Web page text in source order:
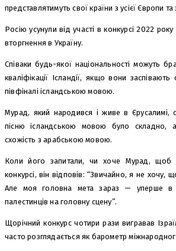
представлятимуть свої країни з усієї Європи
Росію усунули від участі в конкурсі 2022
вторгнення в Україну.
Співаки будь-якої національності можуть
кваліфікації Ісландії, якщо вони
півфіналі ісландською мовою.
Мурад, який народився і живе в Єрусалимі,
пісню ісландською мовою було складно,
схожість з арабською мовою.
Коли його запитали, чи хоче Мурад, щоб
конкурсі, він відповів: “Звичайно, я не хочу,
Але моя головна мета зараз — уперше в
палестинців на головну сцену”.
Щорічний конкурс чотири рази вигравав
часто розглядається як барометр